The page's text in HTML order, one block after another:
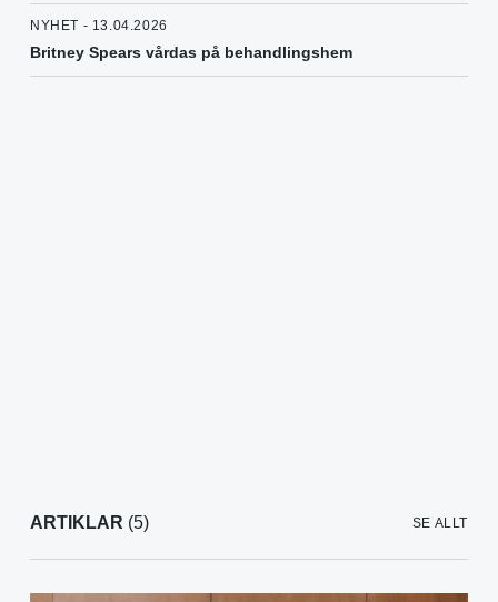
NYHET - 13.04.2026
Britney Spears vårdas på behandlingshem
ARTIKLAR (5) SE ALLT